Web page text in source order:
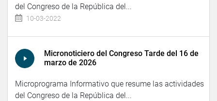
del Congreso de la República del...
10-03-2022
Micronoticiero del Congreso Tarde del 16 de
marzo de 2026
Microprograma Informativo que resume las actividades
del Congreso de la República del...